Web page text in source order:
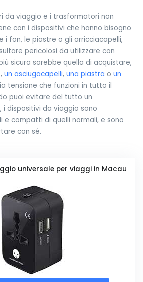
da viaggio e i trasformatori non
con i dispositivi che hanno bisogno
i fon, le piastre o gli arricciacapelli,
pericolosi da utilizzare con
sicura sarebbe quella di acquistare,
un asciugacapelli, una piastra o un
tensione che funzioni in tutto il
puoi evitare del tutto un
dispositivi da viaggio sono
e compatti di quelli normali, e sono
con sé.
universale per viaggi in Macau